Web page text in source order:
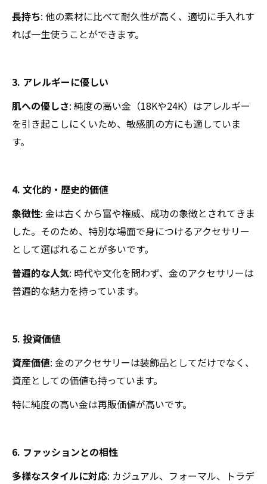
長持ち: 他の素材に比べて耐久性が高く、適切に手入れす
れば一生使うことができます。
3. アレルギーに優しい
肌への優しさ: 純度の高い金（18Kや24K）はアレルギー
を引き起こしにくいため、敏感肌の方にも適していま
す。
4. 文化的・歴史的価値
象徴性: 金は古くから富や権威、成功の象徴とされてきま
した。そのため、特別な場面で身につけるアクセサリー
として選ばれることが多いです。
普遍的な人気: 時代や文化を問わず、金のアクセサリーは
普遍的な魅力を持っています。
5. 投資価値
資産価値: 金のアクセサリーは装飾品としてだけでなく、
資産としての価値も持っています。
特に純度の高い金は再販価値が高いです。
6. ファッションとの相性
多様なスタイルに対応: カジュアル、フォーマル、トラデ